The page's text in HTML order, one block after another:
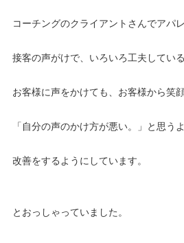
コーチングのクライアントさんでアパ
接客の声がけで、いろいろ工夫してい
お客様に声をかけても、お客様から笑
「自分の声のかけ方が悪い。」と思う
改善をするようにしています。
とおっしゃっていました。